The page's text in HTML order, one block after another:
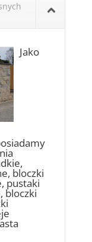
Jako
bloczki
pustaki
bloczki